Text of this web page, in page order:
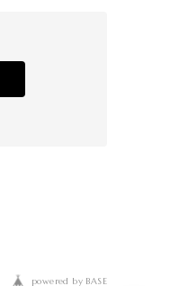
powered by BASE